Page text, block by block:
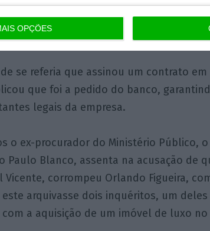
OPÇÕES
Coba nem da Primagest. A minha
era zelar pelo meu cliente”, declarou.
se referia que assinou um contrato em
que foi a pedido do banco,
legais da empresa.
o ex-procurador do Ministério Público, o
Paulo Blanco, assenta na acusação de
corrompeu Orlando Figueira,
arquivasse dois inquéritos, um deles
a aquisição de um imóvel de luxo no